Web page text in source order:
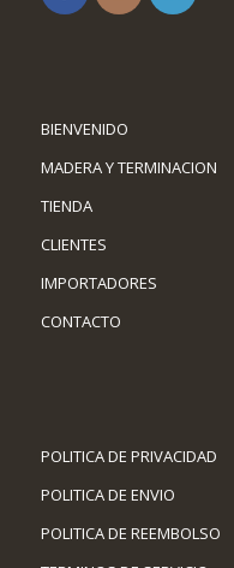
BIENVENIDO
MADERA Y TERMINACION
TIENDA
CLIENTES
IMPORTADORES
CONTACTO
POLITICA DE PRIVACIDAD
POLITICA DE ENVIO
POLITICA DE REEMBOLSO